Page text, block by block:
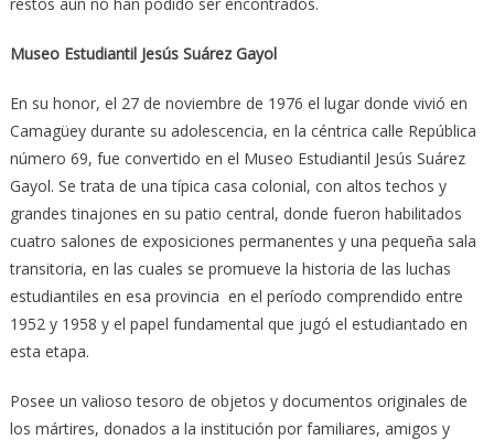
Museo Estudiantil Jesús Suárez Gayol
En su honor, el 27 de noviembre de 1976 el lugar donde vivió en
Camagüey durante su adolescencia, en la céntrica calle República
número 69, fue convertido en el Museo Estudiantil Jesús Suárez
Gayol. Se trata de una típica casa colonial, con altos techos y
grandes tinajones en su patio central, donde fueron habilitados
cuatro salones de exposiciones permanentes y una pequeña sala
transitoria, en las cuales se promueve la historia de las luchas
estudiantiles en esa provincia en el período comprendido entre
1952 y 1958 y el papel fundamental que jugó el estudiantado en
esta etapa.
Posee un valioso tesoro de objetos y documentos originales de
los mártires, donados a la institución por familiares, amigos y